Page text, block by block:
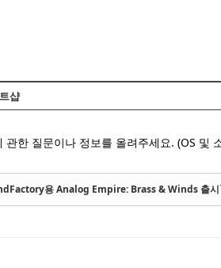
샵
관한 질문이나 정보를 올려주세요. (OS 및
용 Analog Empire: Brass & Winds 출